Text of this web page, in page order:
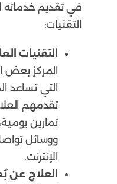
في تقديم خدماته
التقنيات:
التقنيات
المركز بعض
التي تساعد
تقدمهم
تمارين
ووسائل
الإنترنت.
العلاج عن